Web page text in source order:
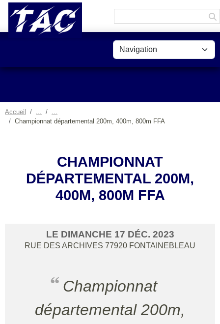
Accueil
Championnat départemental 200m, 400m, 800m FFA
CHAMPIONNAT
DÉPARTEMENTAL 200M,
400M, 800M FFA
LE DIMANCHE 17 DÉC. 2023
RUE DES ARCHIVES 77920 FONTAINEBLEAU
Championnat
départemental 200m,
Panneau de gestion des cookies